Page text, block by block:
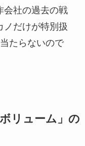
会社の過去の戦
ノだけが特別扱
たらないので
リューム」の